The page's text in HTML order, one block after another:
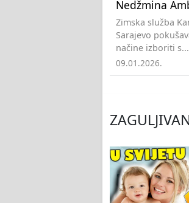
Nedžmina
Zimska služba
Sarajevo
načine izboriti s...
09.01.2026.